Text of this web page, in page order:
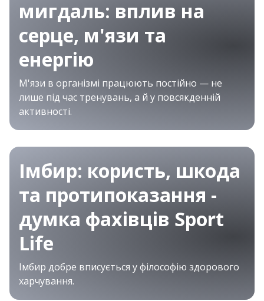
мигдаль: вплив на
серце, м'язи та
енергію
М'язи в організмі працюють постійно — не
лише під час тренувань, а й у повсякденній
активності.
Імбир: користь, шкода
та протипоказання -
думка фахівців Sport
Life
Імбир добре вписується у філософію здорового
харчування.